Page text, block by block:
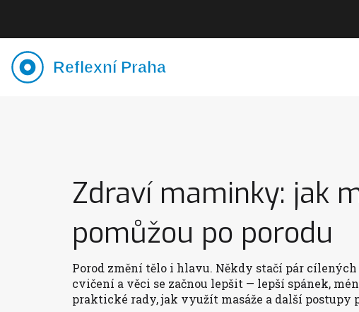
Zdraví maminky: jak
pomůžou po porodu
Porod změní tělo i hlavu. Někdy stačí pár
cvičení a věci se začnou lepšit — lepší spánek,
praktické rady, jak využít masáže a další postupy